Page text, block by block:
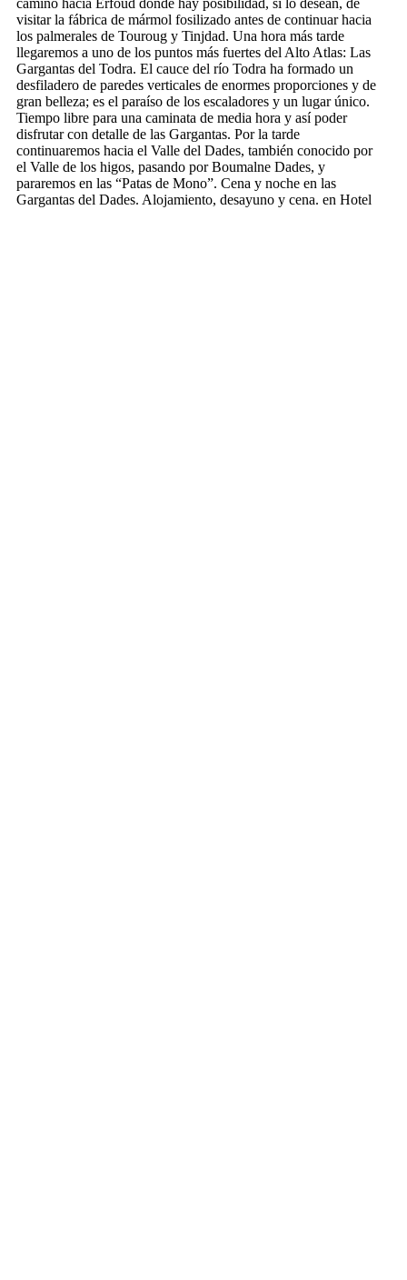
camino hacia Erfoud donde hay posibilidad, si lo desean, de
visitar la fábrica de mármol fosilizado antes de continuar hacia
los palmerales de Touroug y Tinjdad. Una hora más tarde
llegaremos a uno de los puntos más fuertes del Alto Atlas: Las
Gargantas del Todra. El cauce del río Todra ha formado un
desfiladero de paredes verticales de enormes proporciones y de
gran belleza; es el paraíso de los escaladores y un lugar único.
Tiempo libre para una caminata de media hora y así poder
disfrutar con detalle de las Gargantas. Por la tarde
continuaremos hacia el Valle del Dades, también conocido por
el Valle de los higos, pasando por Boumalne Dades, y
pararemos en las “Patas de Mono”. Cena y noche en las
Gargantas del Dades. Alojamiento, desayuno y cena. en Hotel